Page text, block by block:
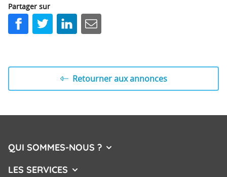
Partager sur
FacebookTwitterLinkedInE-mail
Retourner aux annonces
QUI SOMMES-NOUS ? AFFICHER/MASQUER LE MENU
LES SERVICES AFFICHER/MASQUER LE MENU